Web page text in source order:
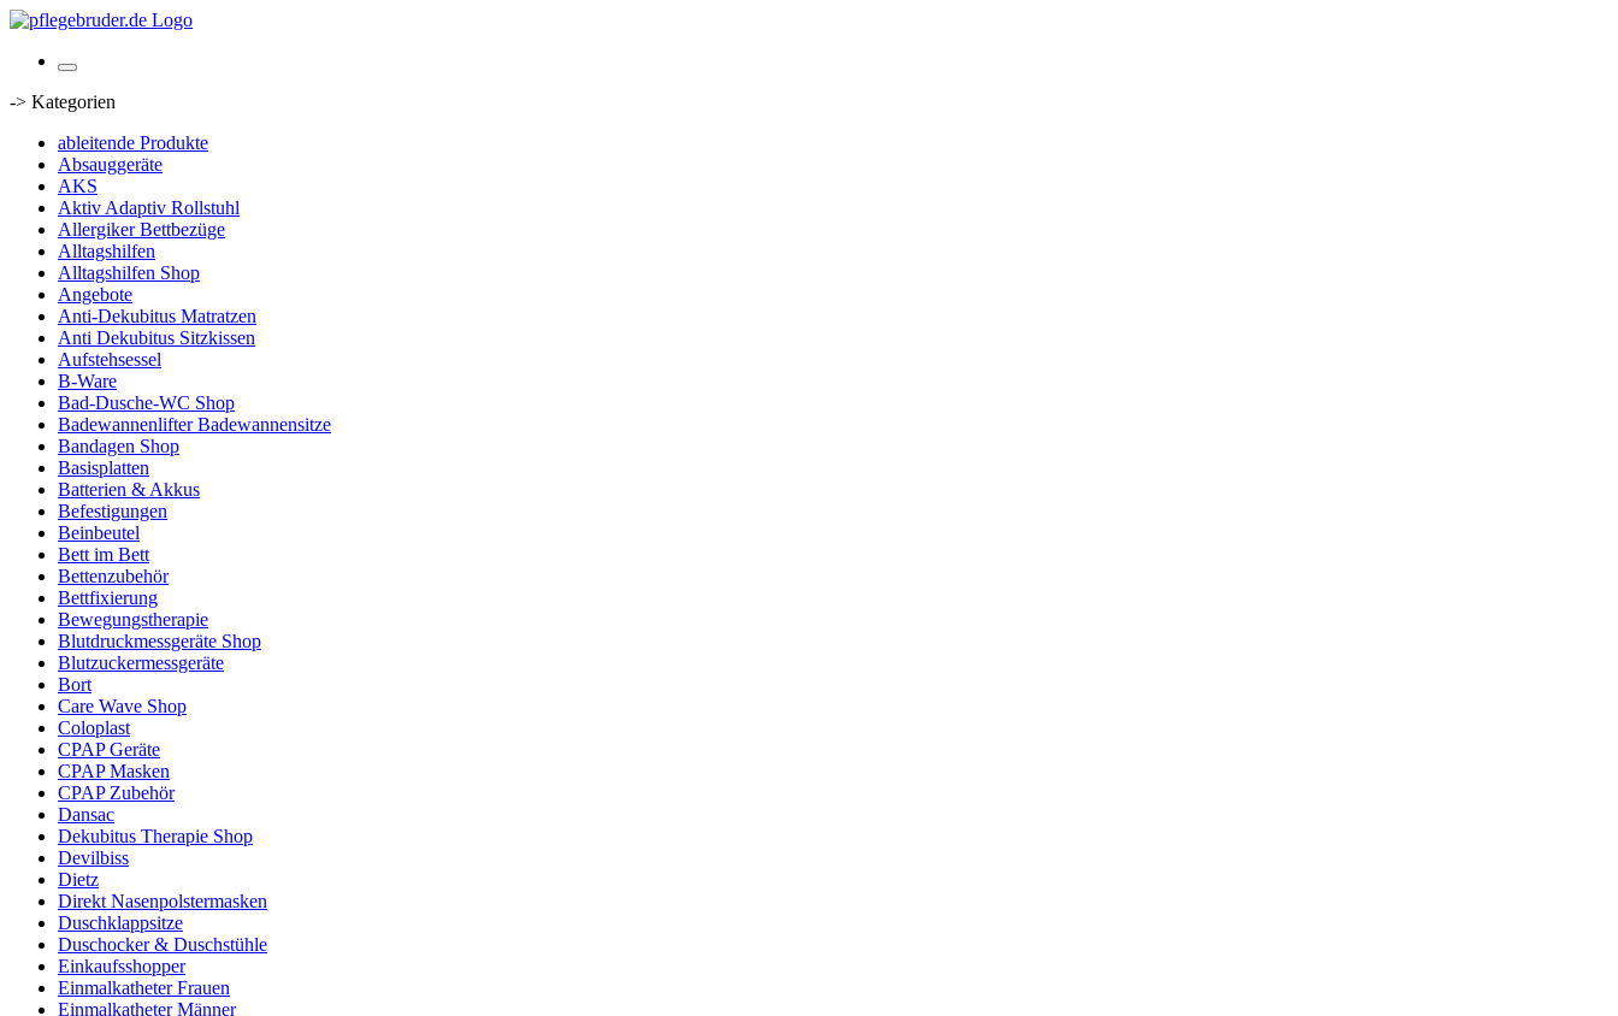
-> Kategorien
ableitende Produkte
Absauggeräte
AKS
Aktiv Adaptiv Rollstuhl
Allergiker Bettbezüge
Alltagshilfen
Alltagshilfen Shop
Angebote
Anti-Dekubitus Matratzen
Anti Dekubitus Sitzkissen
Aufstehsessel
B-Ware
Bad-Dusche-WC Shop
Badewannenlifter Badewannensitze
Bandagen Shop
Basisplatten
Batterien & Akkus
Befestigungen
Beinbeutel
Bett im Bett
Bettenzubehör
Bettfixierung
Bewegungstherapie
Blutdruckmessgeräte Shop
Blutzuckermessgeräte
Bort
Care Wave Shop
Coloplast
CPAP Geräte
CPAP Masken
CPAP Zubehör
Dansac
Dekubitus Therapie Shop
Devilbiss
Dietz
Direkt Nasenpolstermasken
Duschklappsitze
Duschocker & Duschstühle
Einkaufsshopper
Einmalkatheter Frauen
Einmalkatheter Männer